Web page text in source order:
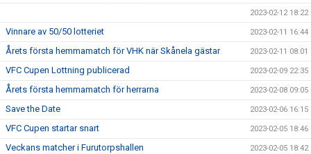
2023-02-12 18:22
Vinnare av 50/50 lotteriet 2023-02-11 16:44
Årets första hemmamatch för VHK när Skånela gästar 2023-02-11 08:01
VFC Cupen Lottning publicerad 2023-02-09 22:35
Årets första hemmamatch för herrarna 2023-02-08 09:05
Save the Date 2023-02-06 16:15
VFC Cupen startar snart 2023-02-05 18:46
Veckans matcher i Furutorpshallen 2023-02-05 18:42